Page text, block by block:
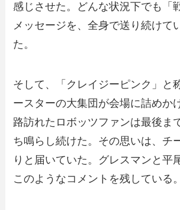
感じさせた。どんな状況下でも「
メッセージを、全身で送り続けて
た。
そして、「クレイジーピンク」と
ースターの大集団が会場に詰めか
路訪れたロボッツファンは最後ま
ち鳴らし続けた。その思いは、チ
りと届いていた。グレスマンと平
このようなコメントを残している。